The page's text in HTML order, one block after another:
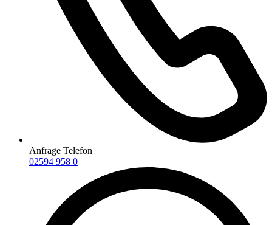
Anfrage Telefon
02594 958 0